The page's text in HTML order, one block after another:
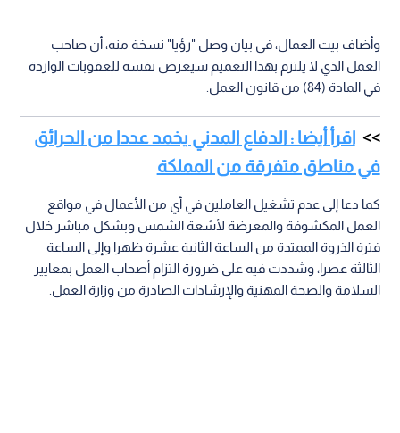
وأضاف بيت العمال، في بيان وصل "رؤيا" نسخة منه، أن صاحب
العمل الذي لا يلتزم بهذا التعميم سيعرض نفسه للعقوبات الواردة
في المادة (84) من قانون العمل.
اقرأ أيضا : الدفاع المدني يخمد عددا من الحرائق
في مناطق متفرقة من المملكة
كما دعا إلى عدم تشغيل العاملين في أي من الأعمال في مواقع
العمل المكشوفة والمعرضة لأشعة الشمس وبشكل مباشر خلال
فترة الذروة الممتدة من الساعة الثانية عشرة ظهرا وإلى الساعة
الثالثة عصرا، وشددت فيه على ضرورة التزام أصحاب العمل بمعايير
السلامة والصحة المهنية والإرشادات الصادرة من وزارة العمل.